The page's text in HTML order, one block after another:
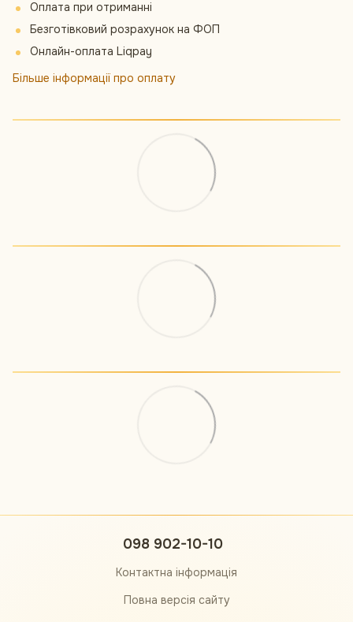
Оплата при отриманні
Безготівковий розрахунок на ФОП
Онлайн-оплата Liqpay
Більше інформації про оплату
098 902-10-10
Контактна інформація
Повна версія сайту